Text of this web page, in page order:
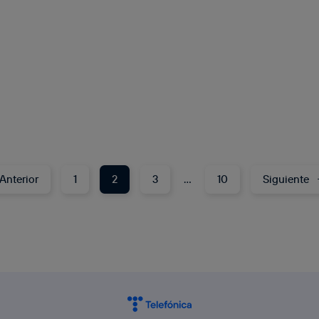
Anterior 1 2 3 … 10 Siguiente